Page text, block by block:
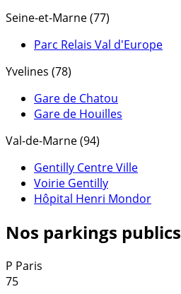
Seine-et-Marne (77)
Parc Relais Val d'Europe
Yvelines (78)
Gare de Chatou
Gare de Houilles
Val-de-Marne (94)
Gentilly Centre Ville
Voirie Gentilly
Hôpital Henri Mondor
Nos parkings publics
P Paris
75